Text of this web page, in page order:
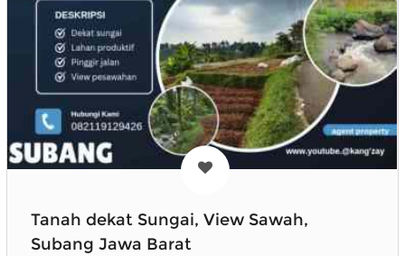
Tanah dekat Sungai, View Sawah,
Subang Jawa Barat